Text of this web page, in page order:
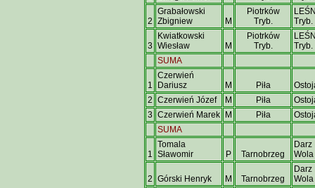
2
Grabałowski
Zbigniew
M
Piotrków
Tryb.
Tryb.
3
Kwiatkowski
Wiesław
M
Piotrków
Tryb.
Tryb.
SUMA
1
Czerwień
Dariusz
M Piła
2 Czerwień Józef M Piła
3 Czerwień Marek M Piła
SUMA
1
Tomala
Sławomir
P Tarnobrzeg
Darz
Wola
2 Górski Henryk M Tarnobrzeg
Darz
Wola